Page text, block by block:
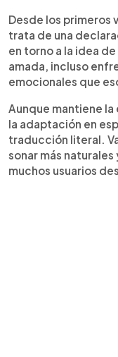
demostrando su
reinventarse
Desde los primeros
trata de una
en torno a la idea
amada, incluso
emocionales que
Aunque mantiene
la adaptación en
traducción literal.
sonar más
muchos usuarios